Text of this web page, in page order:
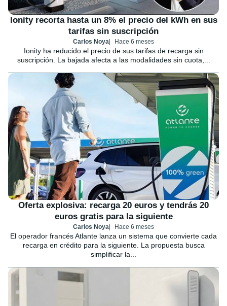
Ionity recorta hasta un 8% el precio del kWh en sus
tarifas sin suscripción
Carlos Noya Hace 6 meses
Ionity ha reducido el precio de sus tarifas de recarga sin
suscripción. La bajada afecta a las modalidades sin cuota,...
Oferta explosiva: recarga 20 euros y tendrás 20
euros gratis para la siguiente
Carlos Noya Hace 6 meses
El operador francés Atlante lanza un sistema que convierte cada
recarga en crédito para la siguiente. La propuesta busca
simplificar la...